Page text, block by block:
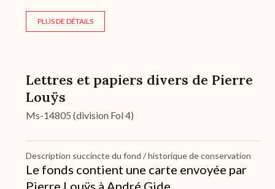
PLUS DE DÉTAILS
Lettres et papiers divers de Pierre
Louÿs
Ms-14805 (division Fol 4)
Description succincte du fond / historique de conservation
Le fonds contient une carte envoyée par
Pierre Louÿs à André Gide